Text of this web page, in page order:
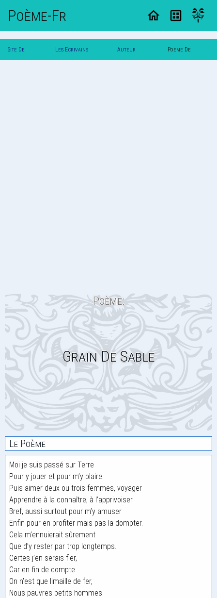
Poème-Fr
Site De Les Ecrivains Auteur Poeme De
Poème:
Grain De Sable
Le Poème
Moi je suis passé sur Terre
Pour y jouer et pour m’y plaire
Puis aimer deux ou trois femmes, voyager
Apprendre à la connaître, à l’apprivoiser
Bref, aussi surtout pour m’y amuser
Enfin pour en profiter mais pas la dompter.
Cela m’ennuierait sûrement
Que d’y rester par trop longtemps.
Certes j’en serais fier,
Car en fin de compte
On n’est que limaille de fer,
Nous pauvres petits hommes